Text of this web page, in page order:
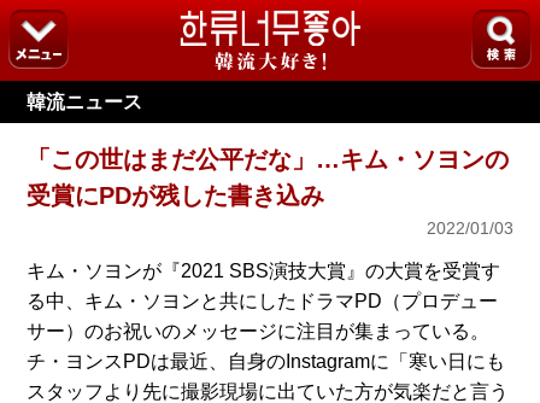
韓流ニュース
「この世はまだ公平だな」…キム・ソヨンの
受賞にPDが残した書き込み
2022/01/03
キム・ソヨンが『2021 SBS演技大賞』の大賞を受賞す
る中、キム・ソヨンと共にしたドラマPD（プロデュー
サー）のお祝いのメッセージに注目が集まっている。
チ・ヨンスPDは最近、自身のInstagramに「寒い日にも
スタッフより先に撮影現場に出ていた方が気楽だと言う